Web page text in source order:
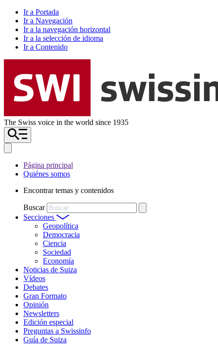
Ir a Portada
Ir a Navegación
Ir a la navegación horizontal
Ir a la selección de idioma
Ir a Contenido
The Swiss voice in the world since 1935
Página principal
Quiénes somos
Encontrar temas y contenidos
Buscar
Secciones
Geopolítica
Democracia
Ciencia
Sociedad
Economía
Noticias de Suiza
Vídeos
Debates
Gran Formato
Opinión
Newsletters
Edición especial
Preguntas a Swissinfo
Guía de Suiza